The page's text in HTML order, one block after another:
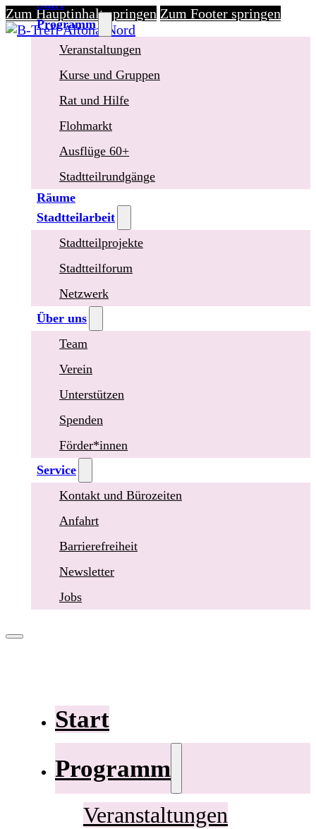
Zum Hauptinhalt springen Zum Footer springen
Start
Programm
Veranstaltungen
Kurse und Gruppen
Rat und Hilfe
Flohmarkt
Ausflüge 60+
Stadtteilrundgänge
Räume
Stadtteilarbeit
Stadtteilprojekte
Stadtteilforum
Netzwerk
Über uns
Team
Verein
Unterstützen
Spenden
Förder*innen
Service
Kontakt und Bürozeiten
Anfahrt
Barrierefreiheit
Newsletter
Jobs
Start
Programm
Veranstaltungen